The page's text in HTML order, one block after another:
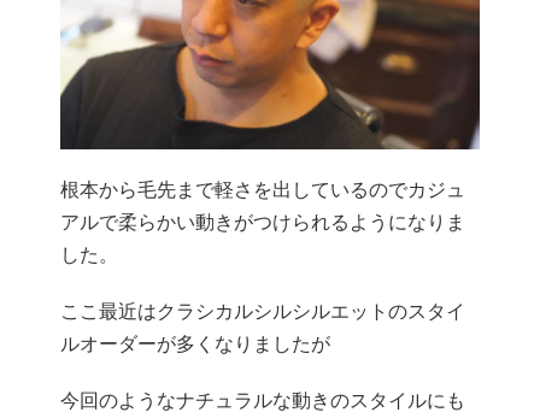
根本から毛先まで軽さを出しているのでカジュ
アルで柔らかい動きがつけられるようになりま
した。
ここ最近はクラシカルシルシルエットのスタイ
ルオーダーが多くなりましたが
今回のようなナチュラルな動きのスタイルにも